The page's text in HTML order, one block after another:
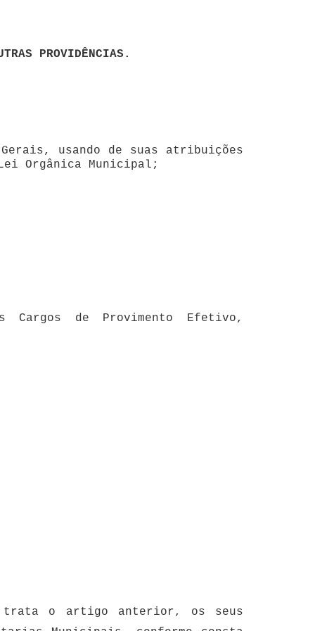
PROVIDÊNCIAS.
de suas atribuições
Orgânica Municipal;
de Provimento Efetivo,
trata o artigo anterior, os seus